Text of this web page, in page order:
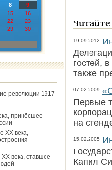
8
9
15
16
22
23
29
30
революции 1917
принёсшее
ХХ века,
века, ставшее
19.09.2012
гостей,
также
07.02.2009
Первые
на
15.02.2005
Капил